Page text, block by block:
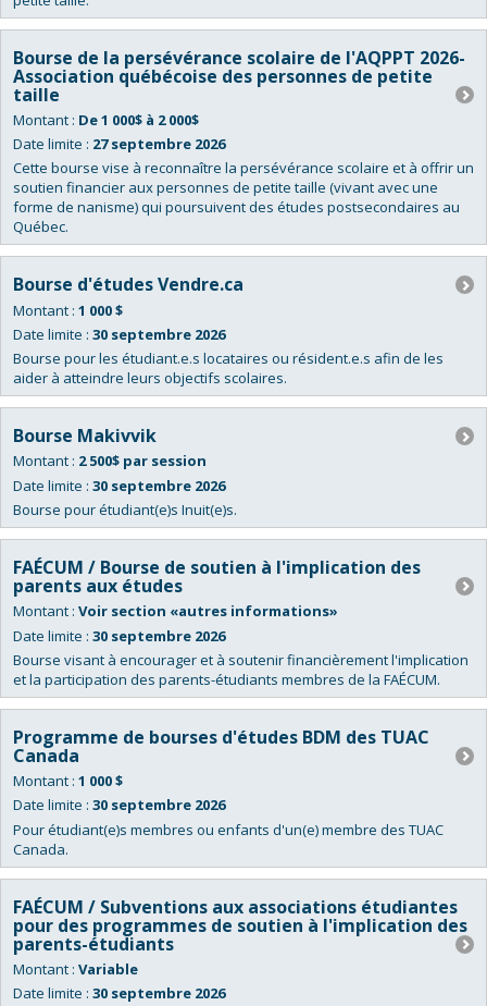
Bourse de la persévérance scolaire de l'AQPPT 2026-
Association québécoise des personnes de petite
taille
Montant : De 1 000$ à 2 000$
Date limite : 27 septembre 2026
Cette bourse vise à reconnaître la persévérance scolaire et à offrir un
soutien financier aux personnes de petite taille (vivant avec une
forme de nanisme) qui poursuivent des études postsecondaires au
Québec.
Bourse d'études Vendre.ca
Montant : 1 000 $
Date limite : 30 septembre 2026
Bourse pour les étudiant.e.s locataires ou résident.e.s afin de les
aider à atteindre leurs objectifs scolaires.
Bourse Makivvik
Montant : 2 500$ par session
Date limite : 30 septembre 2026
Bourse pour étudiant(e)s Inuit(e)s.
FAÉCUM / Bourse de soutien à l'implication des
parents aux études
Montant : Voir section «autres informations»
Date limite : 30 septembre 2026
Bourse visant à encourager et à soutenir financièrement l'implication
et la participation des parents-étudiants membres de la FAÉCUM.
Programme de bourses d'études BDM des TUAC
Canada
Montant : 1 000 $
Date limite : 30 septembre 2026
Pour étudiant(e)s membres ou enfants d'un(e) membre des TUAC
Canada.
FAÉCUM / Subventions aux associations étudiantes
pour des programmes de soutien à l'implication des
parents-étudiants
Montant : Variable
Date limite : 30 septembre 2026